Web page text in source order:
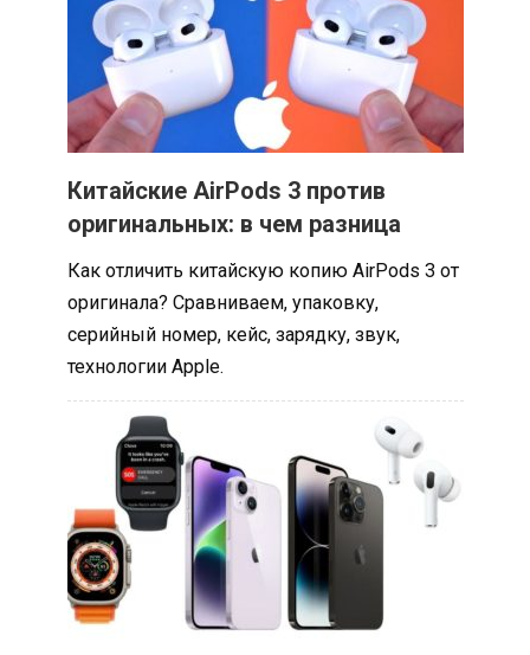
Китайские AirPods 3 против
оригинальных: в чем разница
Как отличить китайскую копию AirPods 3 от
оригинала? Сравниваем, упаковку,
серийный номер, кейс, зарядку, звук,
технологии Apple.